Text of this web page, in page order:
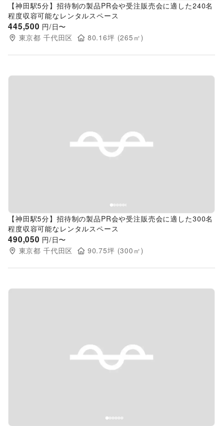
【神田駅5分】招待制の製品PR会や受注販売会に適した240名
程度収容可能なレンタルスペース
445,500 円/日〜
東京都 千代田区 80.16坪 (265 ㎡)
Previous slide
【神田駅5分】招待制の製品PR会や受注販売会に適した300名
程度収容可能なレンタルスペース
490,050 円/日〜
東京都 千代田区 90.75坪 (300 ㎡)
Previous slide